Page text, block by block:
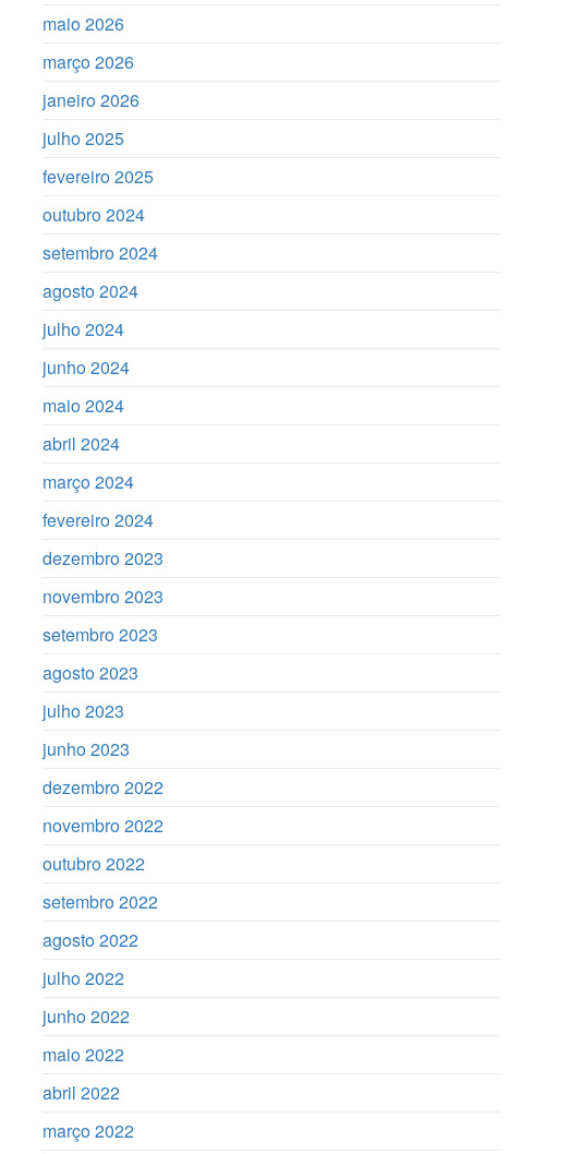
maio 2026
março 2026
janeiro 2026
julho 2025
fevereiro 2025
outubro 2024
setembro 2024
agosto 2024
julho 2024
junho 2024
maio 2024
abril 2024
março 2024
fevereiro 2024
dezembro 2023
novembro 2023
setembro 2023
agosto 2023
julho 2023
junho 2023
dezembro 2022
novembro 2022
outubro 2022
setembro 2022
agosto 2022
julho 2022
junho 2022
maio 2022
abril 2022
março 2022